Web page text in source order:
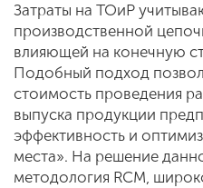
Затраты на ТОиР
производственной
влияющей на конечную
Подобный подход
стоимость проведения
выпуска продукции
эффективность и
места». На решение
методология RCM,